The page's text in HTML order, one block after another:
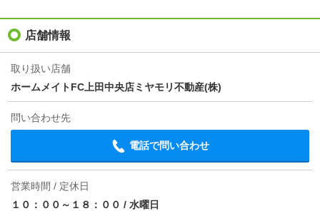
店舗情報
取り扱い店舗
ホームメイトFC上田中央店ミヤモリ不動産(株)
問い合わせ先
電話で問い合わせ
営業時間 / 定休日
１０：００～１８：００ / 水曜日